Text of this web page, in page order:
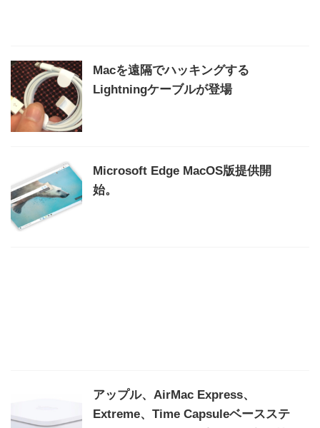
Macを遠隔でハッキングする
Lightningケーブルが登場
Microsoft Edge MacOS版提供開
始。
アップル、AirMac Express、
Extreme、Time Capsuleベースステ